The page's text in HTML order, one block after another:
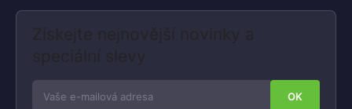
Získejte nejnovější novinky a
speciální slevy